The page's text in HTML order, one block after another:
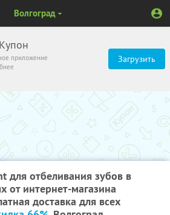
приложение
Загрузить
Волгоград
для отбеливания зубов в
от интернет-магазина
доставка для всех